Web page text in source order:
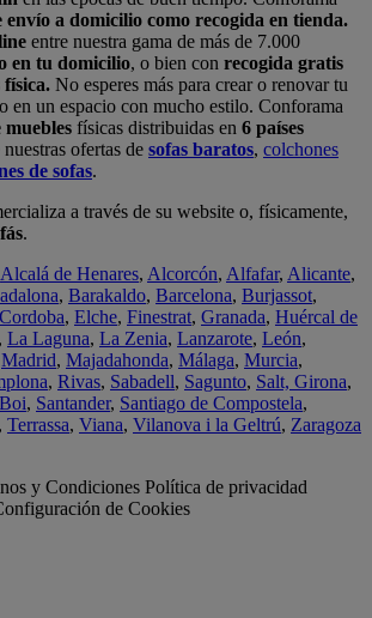
envío a domicilio como recogida en tienda.
entre nuestra gama de más de 7.000
en tu domicilio, o bien con recogida gratis
física. No esperes más para crear o renovar tu
en un espacio con mucho estilo. Conforama
muebles físicas distribuidas en 6 países
ofertas de sofas baratos, colchones
de sofas.
a través de su website o, físicamente,
.
Alcalá de Henares, Alcorcón, Alfafar, Alicante,
, Barakaldo, Barcelona, Burjassot,
Cordoba, Elche, Finestrat, Granada, Huércal de
, La Laguna, La Zenia, Lanzarote, León,
Madrid, Majadahonda, Málaga, Murcia,
, Rivas, Sabadell, Sagunto, Salt, Girona,
, Santander, Santiago de Compostela,
, Terrassa, Viana, Vilanova i la Geltrú, Zaragoza
y Condiciones Política de privacidad
de Cookies